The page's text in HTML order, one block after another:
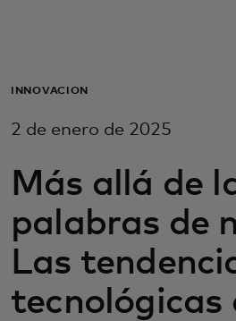
Para empresas
Para innovadores
Noticias y
INNOVACIÓN
2 de enero de 2025
Más allá de
palabras de
Las
tecnológicas